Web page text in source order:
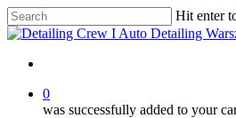
Skip
to
content
Hit enter
Close
0
was successfully added to your